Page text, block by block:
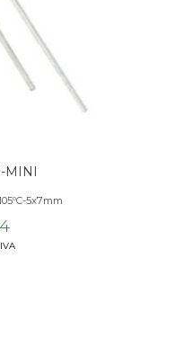
MINI
5x7mm